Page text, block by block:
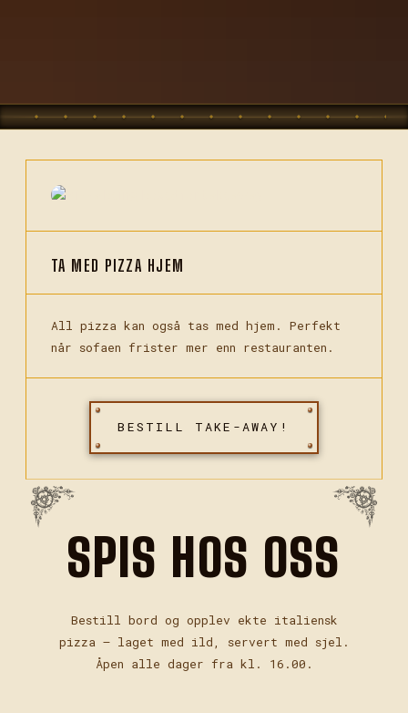
TA MED PIZZA HJEM
All pizza kan også tas med hjem. Perfekt
når sofaen frister mer enn restauranten.
B ES T I L L T AKE - AWAY !
SPIS HOS OSS
Bestill bord og opplev ekte italiensk
pizza — laget med ild, servert med sjel.
Åpen alle dager fra kl. 16.00.